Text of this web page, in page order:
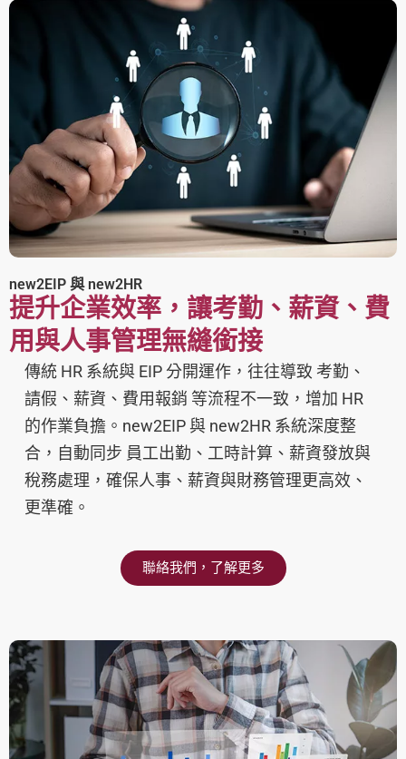
new2EIP 與 new2HR
提升企業效率，讓考勤、薪資、費
用與人事管理無縫銜接
傳統 HR 系統與 EIP 分開運作，往往導致 考勤、
請假、薪資、費用報銷 等流程不一致，增加 HR
的作業負擔。new2EIP 與 new2HR 系統深度整
合，自動同步 員工出勤、工時計算、薪資發放與
稅務處理，確保人事、薪資與財務管理更高效、
更準確。
聯絡我們，了解更多